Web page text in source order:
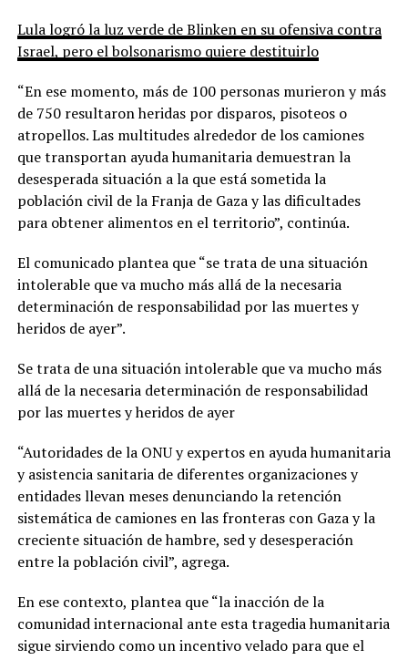
Lula logró la luz verde de Blinken en su ofensiva contra
Israel, pero el bolsonarismo quiere destituirlo
“En ese momento, más de 100 personas murieron y más
de 750 resultaron heridas por disparos, pisoteos o
atropellos. Las multitudes alrededor de los camiones
que transportan ayuda humanitaria demuestran la
desesperada situación a la que está sometida la
población civil de la Franja de Gaza y las dificultades
para obtener alimentos en el territorio”, continúa.
El comunicado plantea que “se trata de una situación
intolerable que va mucho más allá de la necesaria
determinación de responsabilidad por las muertes y
heridos de ayer”.
Se trata de una situación intolerable que va mucho más
allá de la necesaria determinación de responsabilidad
por las muertes y heridos de ayer
“Autoridades de la ONU y expertos en ayuda humanitaria
y asistencia sanitaria de diferentes organizaciones y
entidades llevan meses denunciando la retención
sistemática de camiones en las fronteras con Gaza y la
creciente situación de hambre, sed y desesperación
entre la población civil”, agrega.
En ese contexto, plantea que “la inacción de la
comunidad internacional ante esta tragedia humanitaria
sigue sirviendo como un incentivo velado para que el